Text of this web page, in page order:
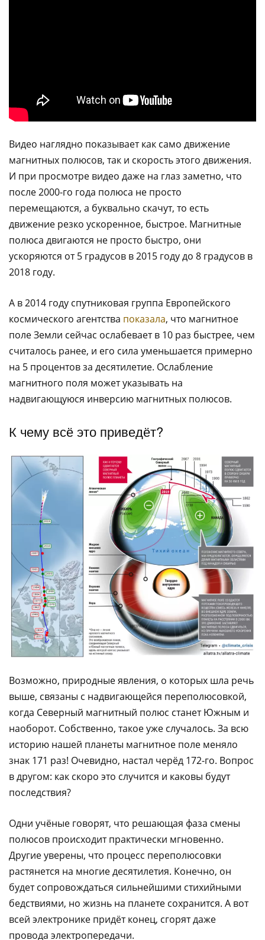
Видео наглядно показывает как само движение
магнитных полюсов, так и скорость этого движения.
И при просмотре видео даже на глаз заметно, что
после 2000-го года полюса не просто
перемещаются, а буквально скачут, то есть
движение резко ускоренное, быстрое. Магнитные
полюса двигаются не просто быстро, они
ускоряются от 5 градусов в 2015 году до 8 градусов в
2018 году.
А в 2014 году спутниковая группа Европейского
космического агентства показала, что магнитное
поле Земли сейчас ослабевает в 10 раз быстрее, чем
считалось ранее, и его сила уменьшается примерно
на 5 процентов за десятилетие. Ослабление
магнитного поля может указывать на
надвигающуюся инверсию магнитных полюсов.
К чему всё это приведёт?
Возможно, природные явления, о которых шла речь
выше, связаны с надвигающейся переполюсовкой,
когда Северный магнитный полюс станет Южным и
наоборот. Собственно, такое уже случалось. За всю
историю нашей планеты магнитное поле меняло
знак 171 раз! Очевидно, настал черёд 172-го. Вопрос
в другом: как скоро это случится и каковы будут
последствия?
Одни учёные говорят, что решающая фаза смены
полюсов происходит практически мгновенно.
Другие уверены, что процесс переполюсовки
растянется на многие десятилетия. Конечно, он
будет сопровождаться сильнейшими стихийными
бедствиями, но жизнь на планете сохранится. А вот
всей электронике придёт конец, сгорят даже
провода электропередачи.